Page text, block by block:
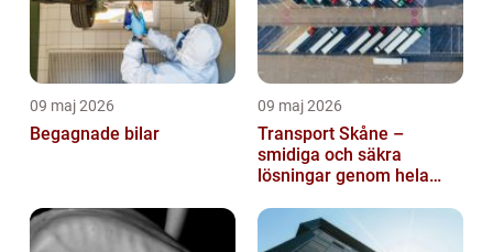
09 maj 2026
Begagnade bilar
09 maj 2026
Transport Skåne –
smidiga och säkra
lösningar genom hela